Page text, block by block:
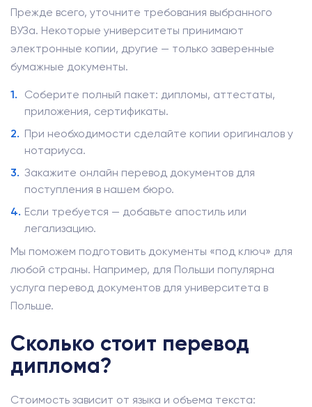
Прежде всего, уточните требования выбранного
ВУЗа. Некоторые университеты принимают
электронные копии, другие — только заверенные
бумажные документы.
Соберите полный пакет: дипломы, аттестаты,
приложения, сертификаты.
При необходимости сделайте копии оригиналов у
нотариуса.
Закажите онлайн перевод документов для
поступления в нашем бюро.
Если требуется — добавьте апостиль или
легализацию.
Мы поможем подготовить документы «под ключ» для
любой страны. Например, для Польши популярна
услуга перевод документов для университета в
Польше.
Сколько стоит перевод
диплома?
Стоимость зависит от языка и объема текста: